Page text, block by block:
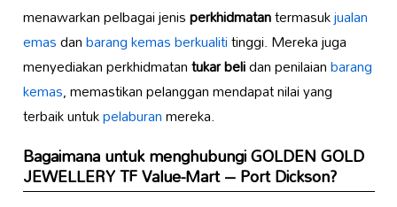
menawarkan pelbagai jenisperkhidmatantermasukjualan
emasdanbarang kemas berkualititinggi. Mereka juga
menyediakan perkhidmatantukar belidan penilaianbarang
kemas, memastikan pelanggan mendapat nilai yang
terbaik untukpelaburanmereka.
Bagaimana untuk menghubungiGOLDEN GOLD
JEWELLERY TF Value-Mart – Port Dickson?